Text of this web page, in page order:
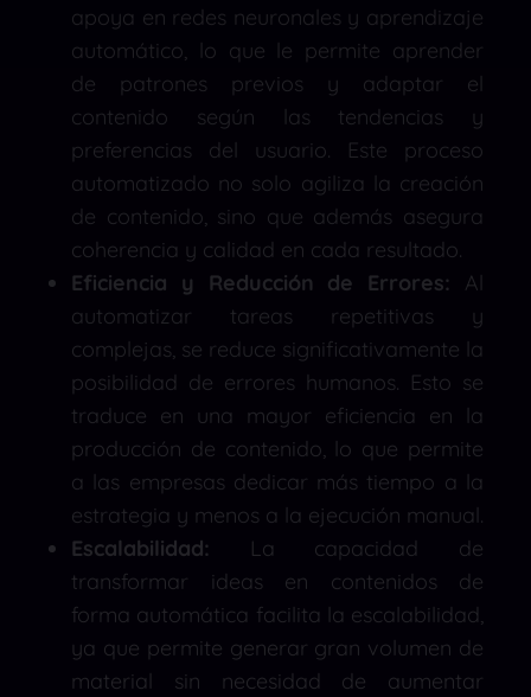
apoya en redes neuronales y aprendizaje
automático, lo que le permite aprender
de patrones previos y adaptar el
contenido según las tendencias y
preferencias del usuario. Este proceso
automatizado no solo agiliza la creación
de contenido, sino que además asegura
coherencia y calidad en cada resultado.
Eficiencia y Reducción de Errores: Al
automatizar tareas repetitivas y
complejas, se reduce significativamente la
posibilidad de errores humanos. Esto se
traduce en una mayor eficiencia en la
producción de contenido, lo que permite
a las empresas dedicar más tiempo a la
estrategia y menos a la ejecución manual.
Escalabilidad: La capacidad de
transformar ideas en contenidos de
forma automática facilita la escalabilidad,
ya que permite generar gran volumen de
material sin necesidad de aumentar